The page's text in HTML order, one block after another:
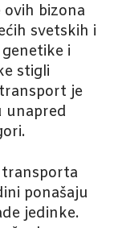
bizona
svetskih i
i
stigli
je
unapred
transporta
ponašaju
jedinke.